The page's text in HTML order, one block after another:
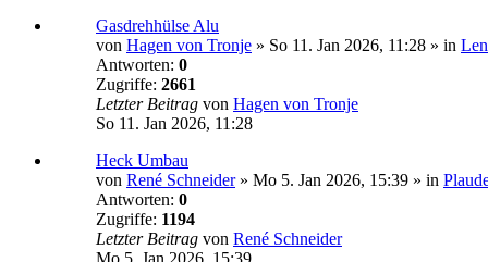
Gasdrehhülse Alu
von Hagen von Tronje » So 11. Jan 2026, 11:28 » in
Antworten: 0
Zugriffe: 2661
Letzter Beitrag von Hagen von Tronje
So 11. Jan 2026, 11:28
Heck Umbau
von René Schneider» Mo 5. Jan 2026, 15:39 » in
Antworten: 0
Zugriffe: 1194
Letzter Beitrag von René Schneider